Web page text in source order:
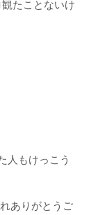
たことないけ
人もけっこう
ありがとうご